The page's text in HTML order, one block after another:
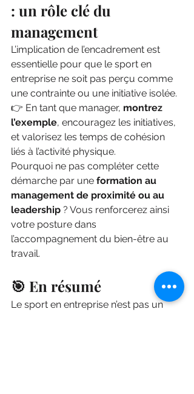
: un rôle clé du
management
L’implication de l’encadrement est
essentielle pour que le sport en
entreprise ne soit pas perçu comme
une contrainte ou une initiative isolée.
👉 En tant que manager, montrez
l’exemple, encouragez les initiatives,
et valorisez les temps de cohésion
liés à l’activité physique.
Pourquoi ne pas compléter cette
démarche par une formation au
management de proximité ou au
leadership ? Vous renforcerez ainsi
votre posture dans
l’accompagnement du bien-être au
travail.
🎯 En résumé
Le sport en entreprise n’est pas un